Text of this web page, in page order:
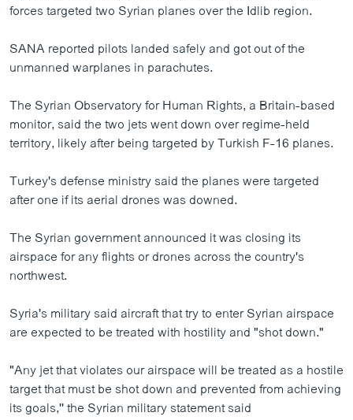
forces targeted two Syrian planes over the Idlib region.
SANA reported pilots landed safely and got out of the
unmanned warplanes in parachutes.
The Syrian Observatory for Human Rights, a Britain-based
monitor, said the two jets went down over regime-held
territory, likely after being targeted by Turkish F-16 planes.
Turkey's defense ministry said the planes were targeted
after one if its aerial drones was downed.
The Syrian government announced it was closing its
airspace for any flights or drones across the country's
northwest.
Syria's military said aircraft that try to enter Syrian airspace
are expected to be treated with hostility and "shot down."
"Any jet that violates our airspace will be treated as a hostile
target that must be shot down and prevented from achieving
its goals,'' the Syrian military statement said